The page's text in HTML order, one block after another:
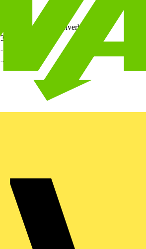
flexibler Leiterplattenverbinder
320
-
-40 - 105